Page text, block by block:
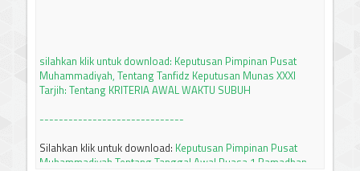
Muhammadiyah, Tentang Tanfidz Keputusan Munas XXXI
Tarjih: Tentang KRITERIA AWAL WAKTU SUBUH
------------------------------
Silahkan klik untuk download:Keputusan Pimpinan Pusat
Muhammadiyah Tentang Tanggal Awal Puasa 1 Ramadhan
dan & 1 Syawwal 2026M/1447H danIdul Adha 10 Dzulhijjah